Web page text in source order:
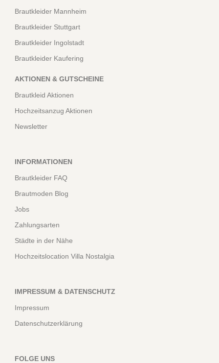
Brautkleider Mannheim
Brautkleider Stuttgart
Brautkleider Ingolstadt
Brautkleider Kaufering
AKTIONEN & GUTSCHEINE
Brautkleid Aktionen
Hochzeitsanzug Aktionen
Newsletter
INFORMATIONEN
Brautkleider FAQ
Brautmoden Blog
Jobs
Zahlungsarten
Städte in der Nähe
Hochzeitslocation Villa Nostalgia
IMPRESSUM & DATENSCHUTZ
Impressum
Datenschutzerklärung
FOLGE UNS